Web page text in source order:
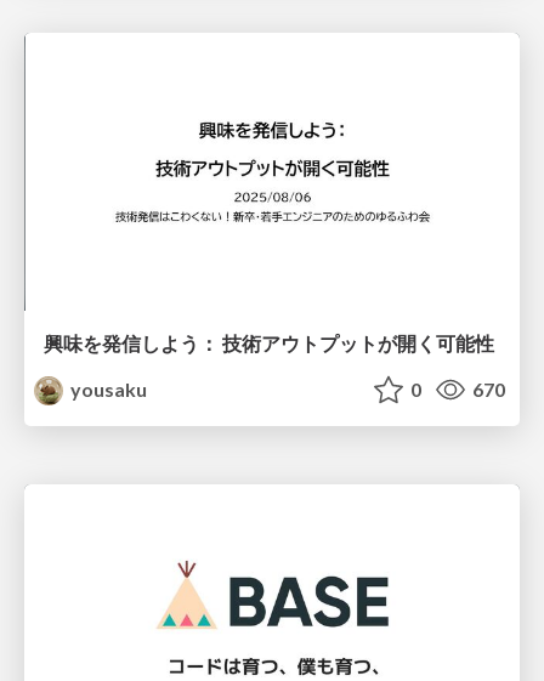
興味を発信しよう： 技術アウトプットが開く可能性
yousaku
0 670